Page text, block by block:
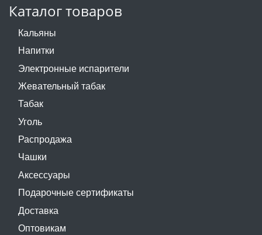
Каталог товаров
Кальяны
Напитки
Электронные испарители
Жевательный табак
Табак
Уголь
Распродажа
Чашки
Аксессуары
Подарочные сертификаты
Доставка
Оптовикам